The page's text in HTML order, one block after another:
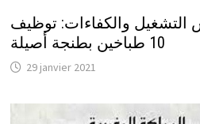
التشغيل والكفاءات: توظيف
10 طباخين بطنجة أصيلة
29 janvier 2021